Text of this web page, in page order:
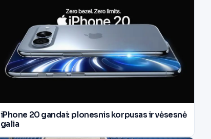
iPhone 20 gandai: plonesnis korpusas ir vėsesnė
galia